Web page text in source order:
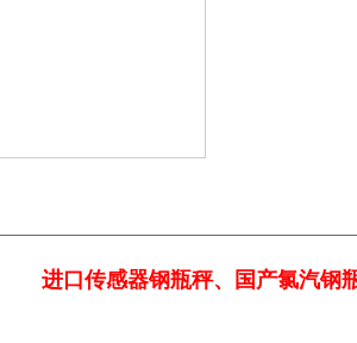
进口传感器钢瓶秤、国产氯汽钢